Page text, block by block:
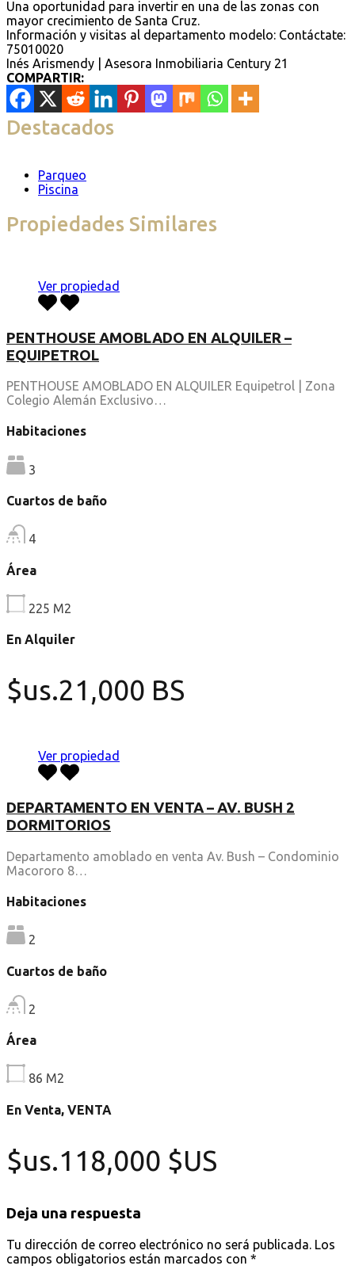
Una oportunidad para invertir en una de las zonas con
mayor crecimiento de Santa Cruz.
Información y visitas al departamento modelo: Contáctate:
75010020⁩
Inés Arismendy | Asesora Inmobiliaria Century 21
COMPARTIR:
Destacados
Parqueo
Piscina
Propiedades Similares
Ver propiedad
PENTHOUSE AMOBLADO EN ALQUILER –
EQUIPETROL
PENTHOUSE AMOBLADO EN ALQUILER Equipetrol | Zona
Colegio Alemán Exclusivo…
Habitaciones
3
Cuartos de baño
4
Área
225 M2
En Alquiler
$us.21,000 BS
Ver propiedad
DEPARTAMENTO EN VENTA – AV. BUSH 2
DORMITORIOS
Departamento amoblado en venta Av. Bush – Condominio
Macororo 8…
Habitaciones
2
Cuartos de baño
2
Área
86 M2
En Venta, VENTA
$us.118,000 $US
Deja una respuesta
Tu dirección de correo electrónico no será publicada. Los
campos obligatorios están marcados con *